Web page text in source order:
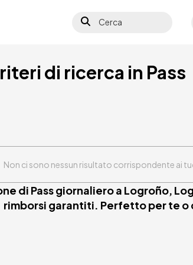
Cerca
di ricerca in Pass
Non ci sono nessun risultato corrispondente ai
di Pass giornaliero a Logroño,
rimborsi garantiti. Perfetto per te o